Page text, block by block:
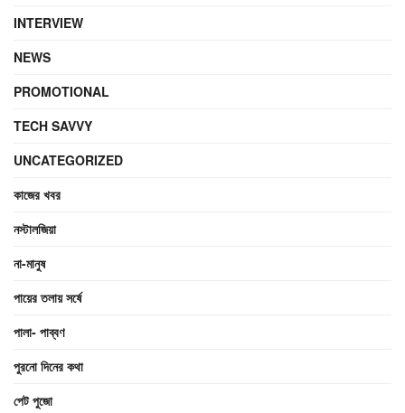
INTERVIEW
NEWS
PROMOTIONAL
TECH SAVVY
UNCATEGORIZED
কাজের খবর
নস্টালজিয়া
না-মানুষ
পায়ের তলায় সর্ষে
পালা- পাব্বণ
পুরনো দিনের কথা
পেট পুজো